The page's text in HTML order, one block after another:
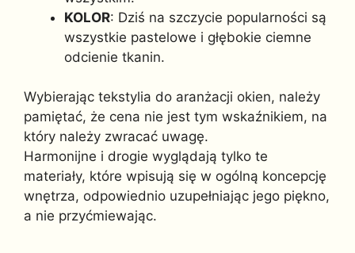
KOLOR: Dziś na szczycie popularności są
wszystkie pastelowe i głębokie ciemne
odcienie tkanin.
Wybierając tekstylia do aranżacji okien, należy
pamiętać, że cena nie jest tym wskaźnikiem, na
który należy zwracać uwagę.
Harmonijne i drogie wyglądają tylko te
materiały, które wpisują się w ogólną koncepcję
wnętrza, odpowiednio uzupełniając jego piękno,
a nie przyćmiewając.